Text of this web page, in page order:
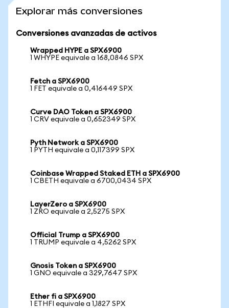
Explorar más conversiones
Conversiones avanzadas de activos
Wrapped HYPE a SPX6900
1 WHYPE equivale a 168,0846 SPX
Fetch a SPX6900
1 FET equivale a 0,416449 SPX
Curve DAO Token a SPX6900
1 CRV equivale a 0,652349 SPX
Pyth Network a SPX6900
1 PYTH equivale a 0,117399 SPX
Coinbase Wrapped Staked ETH a SPX6900
1 CBETH equivale a 6700,0434 SPX
LayerZero a SPX6900
1 ZRO equivale a 2,5275 SPX
Official Trump a SPX6900
1 TRUMP equivale a 4,5262 SPX
Gnosis Token a SPX6900
1 GNO equivale a 329,7647 SPX
Ether fi a SPX6900
1 ETHFI equivale a 1,1827 SPX